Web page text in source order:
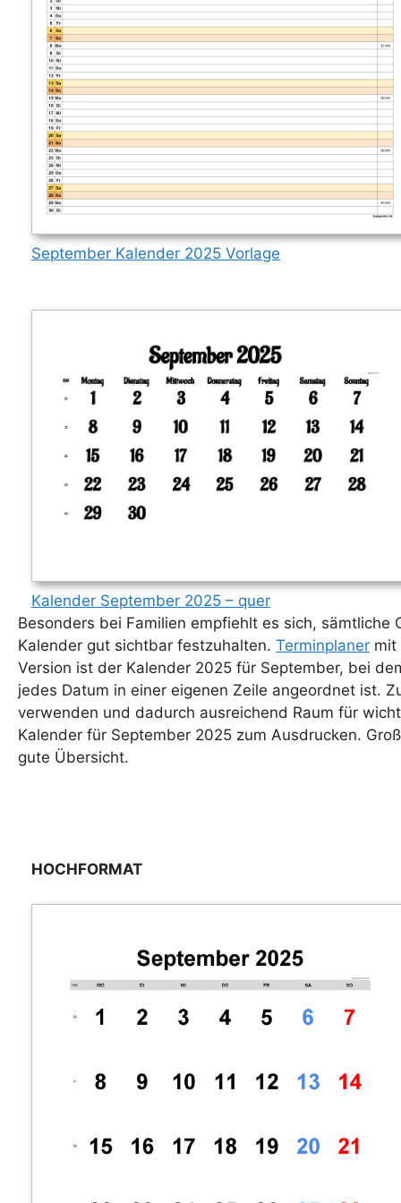
September Kalender 2025 Vorlage
Kalender September 2025 – quer
Besonders bei Familien empfiehlt es sich,
Kalender gut sichtbar festzuhalten. Terminplaner mit
Version ist der Kalender 2025 für September, bei
jedes Datum in einer eigenen Zeile angeordnet ist.
verwenden und dadurch ausreichend Raum für
Kalender für September 2025 zum Ausdrucken.
gute Übersicht.
HOCHFORMAT